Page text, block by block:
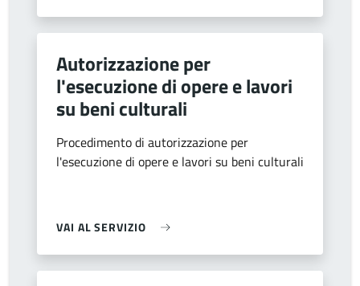
Autorizzazione per
l'esecuzione di opere e lavori
su beni culturali
Procedimento di autorizzazione per
l'esecuzione di opere e lavori su beni culturali
VAI AL SERVIZIO